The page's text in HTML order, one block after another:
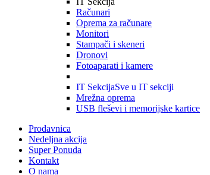
Računari
Oprema za računare
Monitori
Stampači i skeneri
Dronovi
Fotoaparati i kamere
IT SekcijaSve u IT sekciji
Mrežna oprema
USB fleševi i memorijske kartice
Prodavnica
Nedeljna akcija
Super Ponuda
Kontakt
O nama